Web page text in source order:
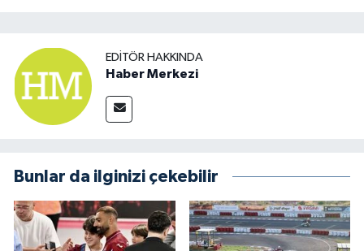
EDITÖR HAKKINDA
Haber Merkezi
Bunlar da ilginizi çekebilir